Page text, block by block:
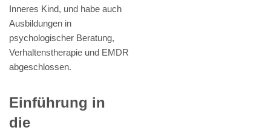
Inneres Kind, und habe auch
Ausbildungen in
psychologischer Beratung,
Verhaltenstherapie und EMDR
abgeschlossen.
Einführung in
die